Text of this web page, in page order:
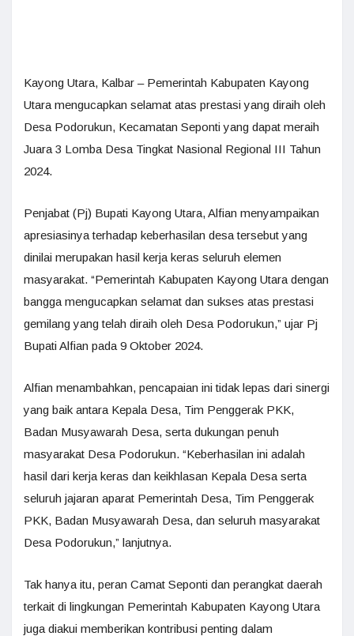
Kayong Utara, Kalbar – Pemerintah Kabupaten Kayong
Utara mengucapkan selamat atas prestasi yang diraih oleh
Desa Podorukun, Kecamatan Seponti yang dapat meraih
Juara 3 Lomba Desa Tingkat Nasional Regional III Tahun
2024.
Penjabat (Pj) Bupati Kayong Utara, Alfian menyampaikan
apresiasinya terhadap keberhasilan desa tersebut yang
dinilai merupakan hasil kerja keras seluruh elemen
masyarakat. “Pemerintah Kabupaten Kayong Utara dengan
bangga mengucapkan selamat dan sukses atas prestasi
gemilang yang telah diraih oleh Desa Podorukun,” ujar Pj
Bupati Alfian pada 9 Oktober 2024.
Alfian menambahkan, pencapaian ini tidak lepas dari sinergi
yang baik antara Kepala Desa, Tim Penggerak PKK,
Badan Musyawarah Desa, serta dukungan penuh
masyarakat Desa Podorukun. “Keberhasilan ini adalah
hasil dari kerja keras dan keikhlasan Kepala Desa serta
seluruh jajaran aparat Pemerintah Desa, Tim Penggerak
PKK, Badan Musyawarah Desa, dan seluruh masyarakat
Desa Podorukun,” lanjutnya.
Tak hanya itu, peran Camat Seponti dan perangkat daerah
terkait di lingkungan Pemerintah Kabupaten Kayong Utara
juga diakui memberikan kontribusi penting dalam